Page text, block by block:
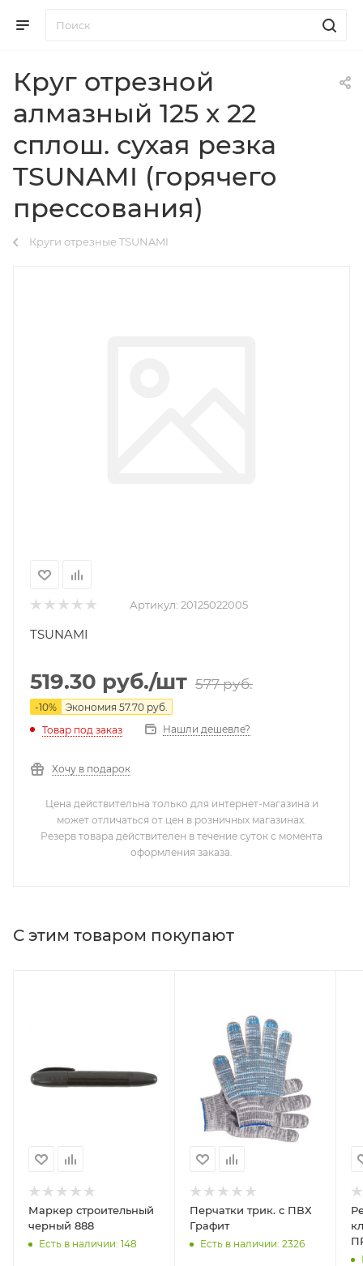
Круг отрезной
алмазный 125 х 22
сплош. сухая резка
TSUNAMI (горячего
прессования)
Круги отрезные TSUNAMI
Артикул: 20125022005
TSUNAMI
519.30 руб./шт 577руб.
-10% Экономия 57.70 руб.
Товар под заказ
Нашли дешевле?
Хочу в подарок
Цена действительна только для интернет-магазина и
может отличаться от цен в розничных магазинах.
Резерв товара действителен в течение суток с момента
оформления заказа.
С этим товаром покупают
Маркер строительный
черный 888
Есть в наличии: 148
Перчатки трик. с ПВХ
Графит
Есть в наличии: 2326